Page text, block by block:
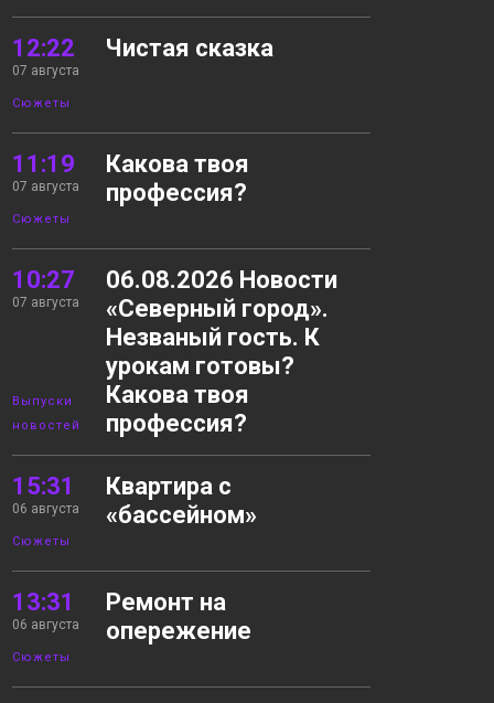
12:22
07 августа
Сюжеты
Чистая сказка
11:19
07 августа
Сюжеты
Какова твоя
профессия?
10:27
07 августа
Выпуски
новостей
06.08.2026 Новости
«Северный город».
Незваный гость. К
урокам готовы?
Какова твоя
профессия?
15:31
06 августа
Сюжеты
Квартира с
«бассейном»
13:31
06 августа
Сюжеты
Ремонт на
опережение